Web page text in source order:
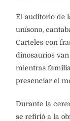
El auditorio de
unísono,
Carteles con
dinosaurios van
mientras
presenciar el
Durante la
se refirió a la